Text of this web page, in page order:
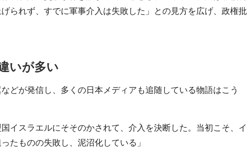
られず、すでに軍事介入は失敗した」との見方を広げ、政権批
いが多い
どが発信し、多くの日本メディアも追随している物語はこう
国イスラエルにそそのかされて、介入を決断した。当初こそ、イ
たものの失敗し、泥沼化している」